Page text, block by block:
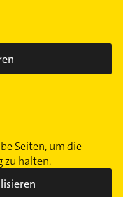
Seiten, um die
halten.